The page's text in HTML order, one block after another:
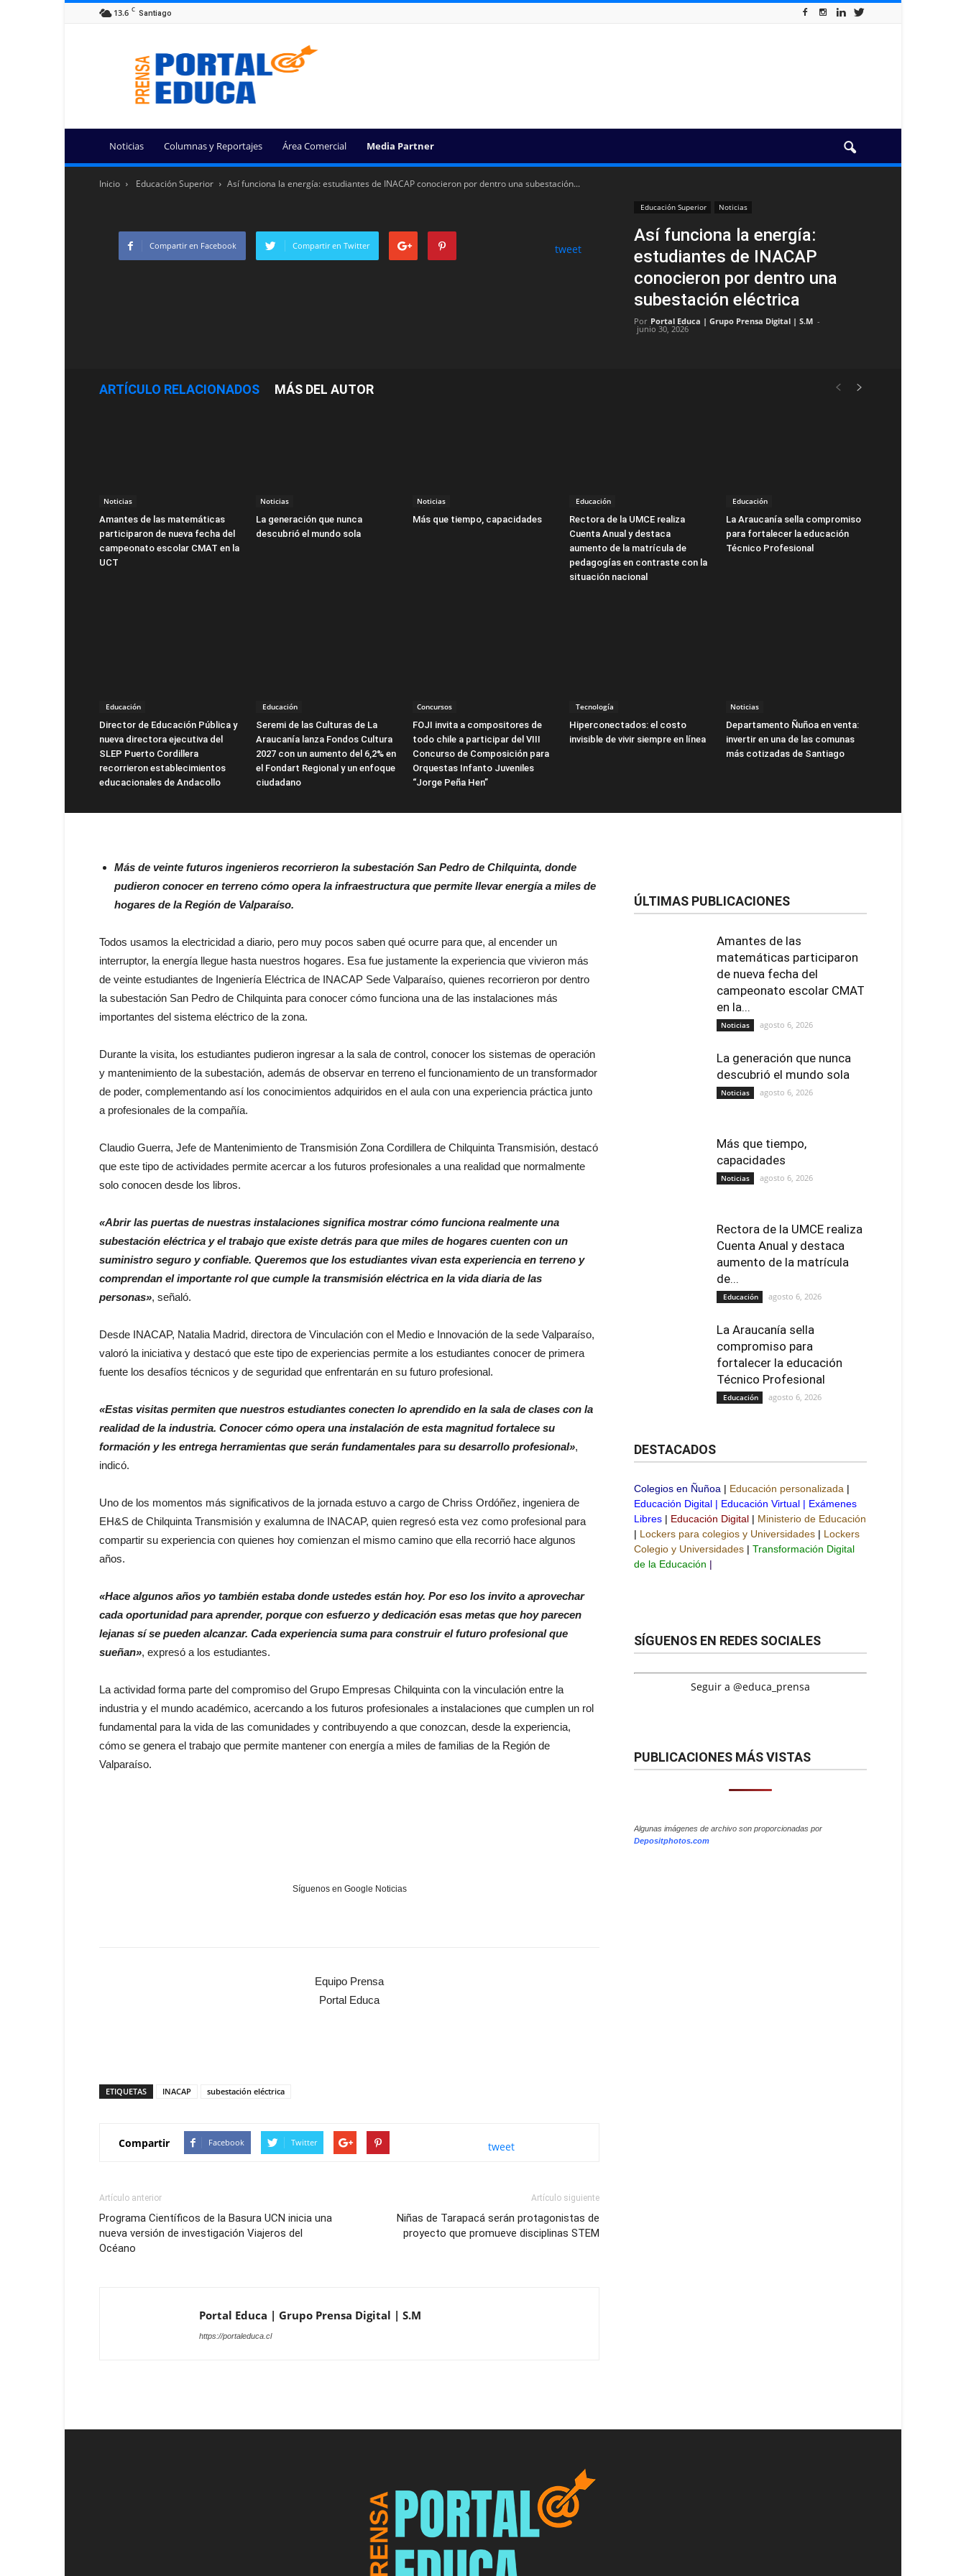
13.6 C Santiago
Portal
Educa
Noticias Columnas y Reportajes Área Comercial Media Partner
Inicio Educación Superior Así funciona la energía: estudiantes de INACAP conocieron por dentro una subestación...
Educación Superior Noticias
Así funciona la energía:
estudiantes de INACAP
conocieron por dentro una
subestación eléctrica
Por Portal Educa | Grupo Prensa Digital | S.M -
junio 30, 2026
Compartir en Facebook Compartir en Twitter tweet
ARTÍCULO RELACIONADOS MÁS DEL AUTOR
Noticias
Amantes de las matemáticas
participaron de nueva fecha del
campeonato escolar CMAT en la
UCT
Noticias
La generación que nunca
descubrió el mundo sola
Noticias
Más que tiempo, capacidades
Educación
Rectora de la UMCE realiza
Cuenta Anual y destaca
aumento de la matrícula de
pedagogías en contraste con la
situación nacional
Educación
La Araucanía sella compromiso
para fortalecer la educación
Técnico Profesional
Educación
Director de Educación Pública y
nueva directora ejecutiva del
SLEP Puerto Cordillera
recorrieron establecimientos
educacionales de Andacollo
Educación
Seremi de las Culturas de La
Araucanía lanza Fondos Cultura
2027 con un aumento del 6,2% en
el Fondart Regional y un enfoque
ciudadano
Concursos
FOJI invita a compositores de
todo chile a participar del VIII
Concurso de Composición para
Orquestas Infanto Juveniles
“Jorge Peña Hen”
Tecnología
Hiperconectados: el costo
invisible de vivir siempre en línea
Noticias
Departamento Ñuñoa en venta:
invertir en una de las comunas
más cotizadas de Santiago
Más de veinte futuros ingenieros recorrieron la subestación San Pedro de Chilquinta, donde
pudieron conocer en terreno cómo opera la infraestructura que permite llevar energía a miles de
hogares de la Región de Valparaíso.
Todos usamos la electricidad a diario, pero muy pocos saben qué ocurre para que, al encender un
interruptor, la energía llegue hasta nuestros hogares. Esa fue justamente la experiencia que vivieron más
de veinte estudiantes de Ingeniería Eléctrica de INACAP Sede Valparaíso, quienes recorrieron por dentro
la subestación San Pedro de Chilquinta para conocer cómo funciona una de las instalaciones más
importantes del sistema eléctrico de la zona.
Durante la visita, los estudiantes pudieron ingresar a la sala de control, conocer los sistemas de operación
y mantenimiento de la subestación, además de observar en terreno el funcionamiento de un transformador
de poder, complementando así los conocimientos adquiridos en el aula con una experiencia práctica junto
a profesionales de la compañía.
Claudio Guerra, Jefe de Mantenimiento de Transmisión Zona Cordillera de Chilquinta Transmisión, destacó
que este tipo de actividades permite acercar a los futuros profesionales a una realidad que normalmente
solo conocen desde los libros.
«Abrir las puertas de nuestras instalaciones significa mostrar cómo funciona realmente una
subestación eléctrica y el trabajo que existe detrás para que miles de hogares cuenten con un
suministro seguro y confiable. Queremos que los estudiantes vivan esta experiencia en terreno y
comprendan el importante rol que cumple la transmisión eléctrica en la vida diaria de las
personas», señaló.
Desde INACAP, Natalia Madrid, directora de Vinculación con el Medio e Innovación de la sede Valparaíso,
valoró la iniciativa y destacó que este tipo de experiencias permite a los estudiantes conocer de primera
fuente los desafíos técnicos y de seguridad que enfrentarán en su futuro profesional.
«Estas visitas permiten que nuestros estudiantes conecten lo aprendido en la sala de clases con la
realidad de la industria. Conocer cómo opera una instalación de esta magnitud fortalece su
formación y les entrega herramientas que serán fundamentales para su desarrollo profesional»,
indicó.
Uno de los momentos más significativos de la jornada estuvo a cargo de Chriss Ordóñez, ingeniera de
EH&S de Chilquinta Transmisión y exalumna de INACAP, quien regresó esta vez como profesional para
compartir su experiencia con quienes hoy comienzan el mismo camino que ella recorrió hace algunos
años.
«Hace algunos años yo también estaba donde ustedes están hoy. Por eso los invito a aprovechar
cada oportunidad para aprender, porque con esfuerzo y dedicación esas metas que hoy parecen
lejanas sí se pueden alcanzar. Cada experiencia suma para construir el futuro profesional que
sueñan», expresó a los estudiantes.
La actividad forma parte del compromiso del Grupo Empresas Chilquinta con la vinculación entre la
industria y el mundo académico, acercando a los futuros profesionales a instalaciones que cumplen un rol
fundamental para la vida de las comunidades y contribuyendo a que conozcan, desde la experiencia,
cómo se genera el trabajo que permite mantener con energía a miles de familias de la Región de
Valparaíso.
Síguenos en Google Noticias
Equipo Prensa
Portal Educa
ETIQUETAS INACAP subestación eléctrica
Compartir Facebook Twitter tweet
Artículo anterior
Programa Científicos de la Basura UCN inicia una
nueva versión de investigación Viajeros del
Océano
Artículo siguiente
Niñas de Tarapacá serán protagonistas de
proyecto que promueve disciplinas STEM
Portal Educa | Grupo Prensa Digital | S.M
https://portaleduca.cl
ÚLTIMAS PUBLICACIONES
Amantes de las
matemáticas participaron
de nueva fecha del
campeonato escolar CMAT
en la...
Noticias agosto 6, 2026
La generación que nunca
descubrió el mundo sola
Noticias agosto 6, 2026
Más que tiempo,
capacidades
Noticias agosto 6, 2026
Rectora de la UMCE realiza
Cuenta Anual y destaca
aumento de la matrícula
de...
Educación agosto 6, 2026
La Araucanía sella
compromiso para
fortalecer la educación
Técnico Profesional
Educación agosto 6, 2026
DESTACADOS
Colegios en Ñuñoa | Educación personalizada |
Educación Digital | Educación Virtual | Exámenes
Libres | Educación Digital | Ministerio de Educación
| Lockers para colegios y Universidades | Lockers
Colegio y Universidades | Transformación Digital
de la Educación |
SÍGUENOS EN REDES SOCIALES
Seguir a @educa_prensa
PUBLICACIONES MÁS VISTAS
Algunas imágenes de archivo son proporcionadas por
Depositphotos.com